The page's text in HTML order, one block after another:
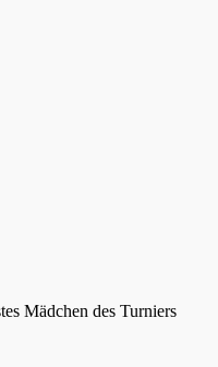
Mädchen des Turniers